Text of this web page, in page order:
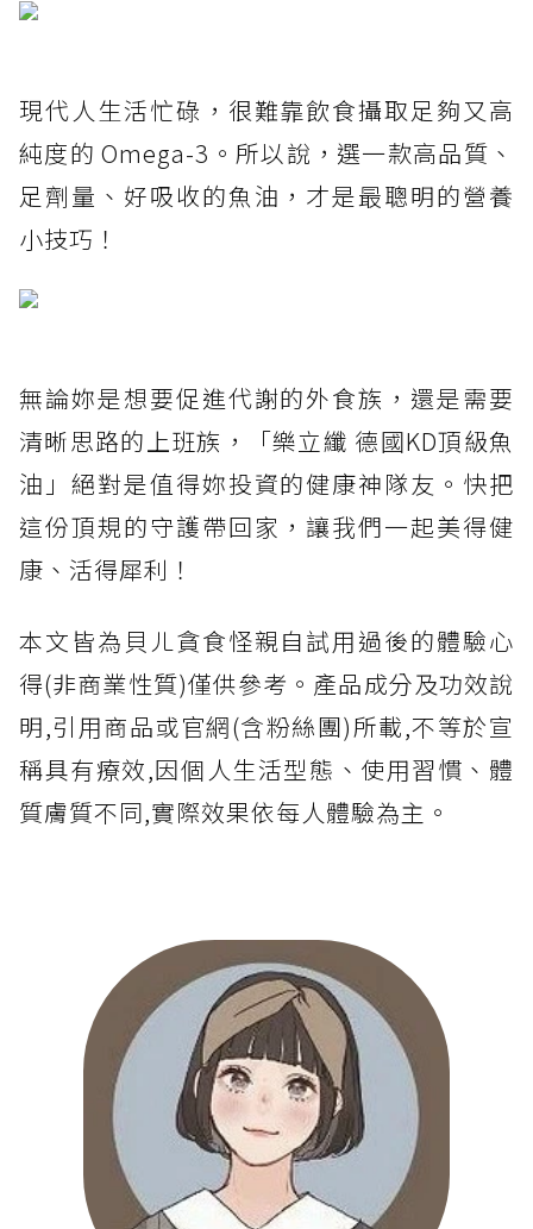
現代人生活忙碌，很難靠飲食攝取足夠又高
純度的 Omega-3。所以說，選一款高品質、
足劑量、好吸收的魚油，才是最聰明的營養
小技巧！
無論妳是想要促進代謝的外食族，還是需要
清晰思路的上班族，「樂立纖 德國KD頂級魚
油」絕對是值得妳投資的健康神隊友。快把
這份頂規的守護帶回家，讓我們一起美得健
康、活得犀利！
本文皆為貝ㄦ貪食怪親自試用過後的體驗心
得(非商業性質)僅供參考。產品成分及功效說
明,引用商品或官網(含粉絲團)所載,不等於宣
稱具有療效,因個人生活型態、使用習慣、體
質膚質不同,實際效果依每人體驗為主。